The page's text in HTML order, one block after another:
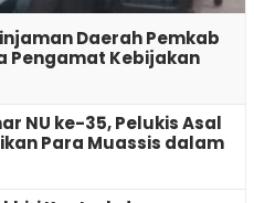
Daerah Pemkab
Pengamat Kebijakan
NU ke-35, Pelukis Asal
Para Muassis dalam